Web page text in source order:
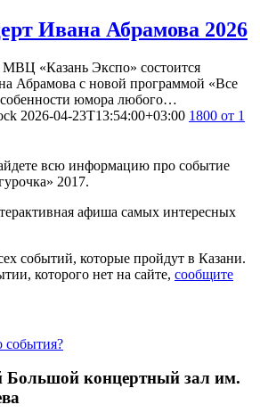
Ивана Абрамова 2026
МВЦ «Казань Экспо» состоится
Абрамова с новой программой «Все
юмора любого…
2026-04-23T13:54:00+03:00 1800 от 1
всю информацию про событие
2017.
афиша самых интересных
событий, которые пройдут в Казани.
которого нет на сайте, сообщите
события?
Большой концертный зал им.